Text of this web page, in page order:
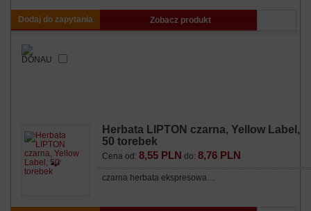
Dodaj do zapytania Zobacz produkt
Herbata LIPTON czarna, Yellow Label,
50 torebek
Cena od: 8,55 PLN do: 8,76 PLN
czarna herbata ekspresowa…